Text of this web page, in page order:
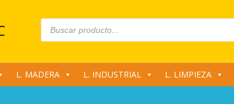
Products
search
L. MADERA L. INDUSTRIAL L. LIMPIEZA